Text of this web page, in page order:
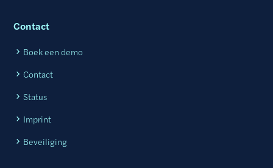
Contact
Boek een demo
Contact
Status
Imprint
Beveiliging